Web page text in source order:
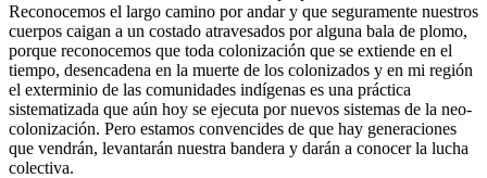
Reconocemos el largo camino por andar y que seguramente nuestros
cuerpos caigan a un costado atravesados por alguna bala de plomo,
porque reconocemos que toda colonización que se extiende en el
tiempo, desencadena en la muerte de los colonizados y en mi región
el exterminio de las comunidades indígenas es una práctica
sistematizada que aún hoy se ejecuta por nuevos sistemas de la neo-
colonización. Pero estamos convencides de que hay generaciones
que vendrán, levantarán nuestra bandera y darán a conocer la lucha
colectiva.